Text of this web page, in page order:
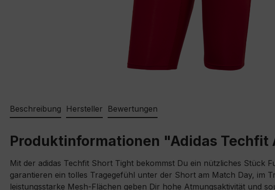
Beschreibung Hersteller Bewertungen
Produktinformationen "Adidas
Mit der adidas Techfit Short Tight bekommst Du ein nützliches Stück
garantieren ein tolles Tragegefühl unter der Short am Match Day, im
leistungsstarke Mesh-Flächen geben Dir hohe Atmungsaktivität und